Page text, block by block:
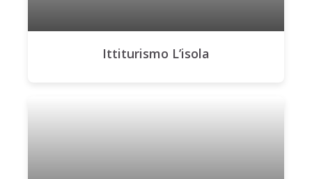
Ittiturismo L’isola